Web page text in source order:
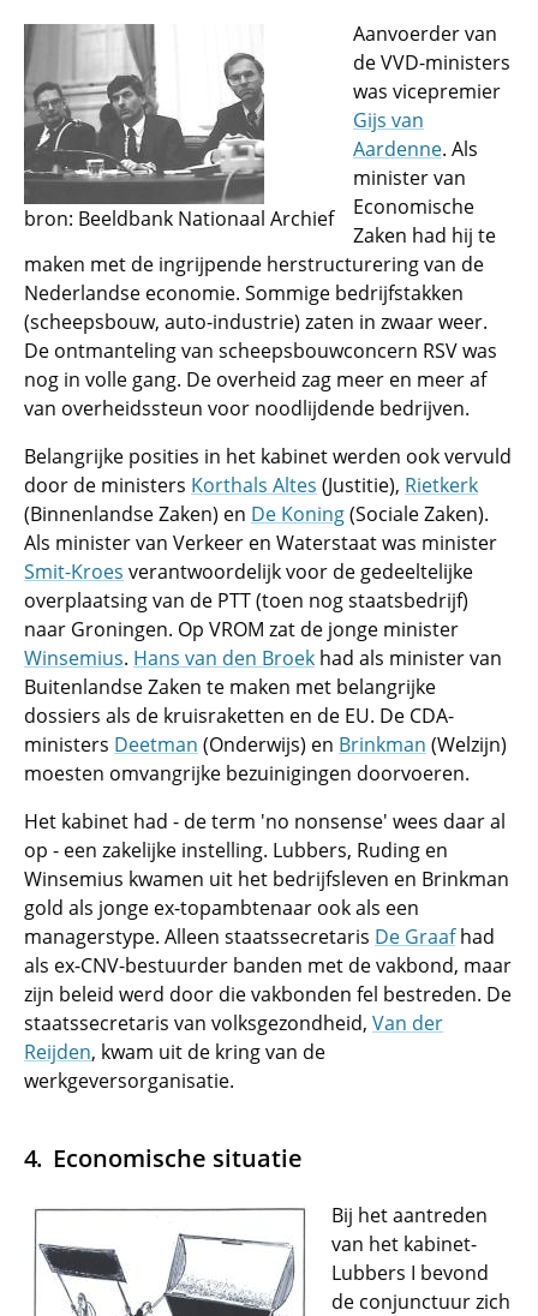
bron: Beeldbank Nationaal Archief
Aanvoerder van
de VVD-ministers
was vicepremier
Gijs van
Aardenne. Als
minister van
Economische
Zaken had hij te
maken met de ingrijpende herstructurering van de
Nederlandse economie. Sommige bedrijfstakken
(scheepsbouw, auto-industrie) zaten in zwaar weer.
De ontmanteling van scheepsbouwconcern RSV was
nog in volle gang. De overheid zag meer en meer af
van overheidssteun voor noodlijdende bedrijven.
Belangrijke posities in het kabinet werden ook vervuld
door de ministers Korthals Altes (Justitie), Rietkerk
(Binnenlandse Zaken) en De Koning(Sociale Zaken).
Als minister van Verkeer en Waterstaat was minister
Smit-Kroes verantwoordelijk voor de gedeeltelijke
overplaatsing van de PTT (toen nog staatsbedrijf)
naar Groningen. Op VROM zat de jonge minister
Winsemius. Hans van den Broek had als minister van
Buitenlandse Zaken te maken met belangrijke
dossiers als de kruisraketten en de EU. De CDA-
ministers Deetman (Onderwijs) en Brinkman (Welzijn)
moesten omvangrijke bezuinigingen doorvoeren.
Het kabinet had - de term 'no nonsense' wees daar al
op - een zakelijke instelling. Lubbers, Ruding en
Winsemius kwamen uit het bedrijfsleven en Brinkman
gold als jonge ex-topambtenaar ook als een
managerstype. Alleen staatssecretaris De Graafhad
als ex-CNV-bestuurder banden met de vakbond, maar
zijn beleid werd door die vakbonden fel bestreden. De
staatssecretaris van volksgezondheid, Van der
Reijden, kwam uit de kring van de
werkgeversorganisatie.
Economische situatie
Bij het aantreden
van het kabinet-
Lubbers I bevond
de conjunctuur zich